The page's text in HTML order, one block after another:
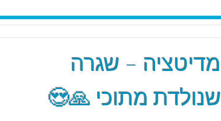
מדיטציה – שגרה
שנולדת מתוכי 🙏😍